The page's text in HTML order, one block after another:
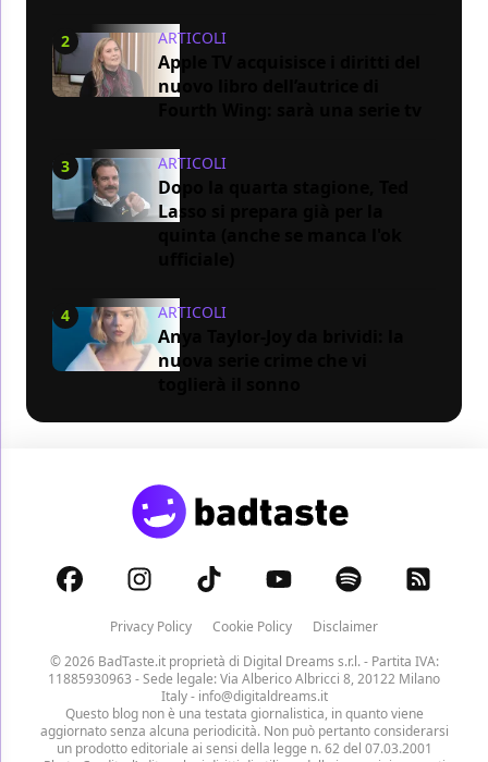
2 ARTICOLI
Apple TV acquisisce i diritti del
nuovo libro dell’autrice di
3 ARTICOLI
Dopo la quarta stagione, Ted
Lasso si prepara già per la
4 ARTICOLI
Anya Taylor-Joy da brividi: la
nuova serie crime che vi
Privacy Policy Cookie Policy
Disclaimer
© 2026 BadTaste.it proprietà di Digital Dreams s.r.l.- Partita IVA:
11885930963 - Sede legale: Via Alberico Albricci 8, 20122 Milano
Italy - info@digitaldreams.it
Questo blog non è una testata giornalistica, in quanto viene
aggiornato senza alcuna periodicità. Non può pertanto considerarsi
un prodotto editoriale ai sensi della legge n. 62 del 07.03.2001